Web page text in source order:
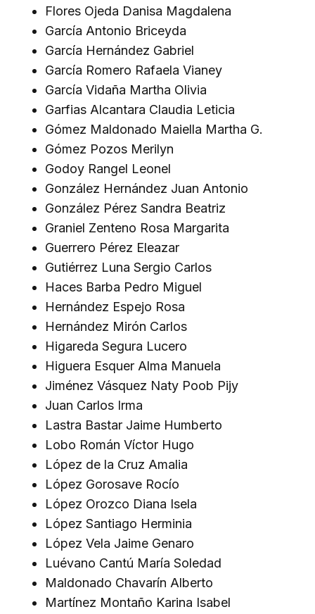
Flores Ojeda Danisa Magdalena
García Antonio Briceyda
García Hernández Gabriel
García Romero Rafaela Vianey
García Vidaña Martha Olivia
Garfias Alcantara Claudia Leticia
Gómez Maldonado Maiella Martha G.
Gómez Pozos Merilyn
Godoy Rangel Leonel
González Hernández Juan Antonio
González Pérez Sandra Beatriz
Graniel Zenteno Rosa Margarita
Guerrero Pérez Eleazar
Gutiérrez Luna Sergio Carlos
Haces Barba Pedro Miguel
Hernández Espejo Rosa
Hernández Mirón Carlos
Higareda Segura Lucero
Higuera Esquer Alma Manuela
Jiménez Vásquez Naty Poob Pijy
Juan Carlos Irma
Lastra Bastar Jaime Humberto
Lobo Román Víctor Hugo
López de la Cruz Amalia
López Gorosave Rocío
López Orozco Diana Isela
López Santiago Herminia
López Vela Jaime Genaro
Luévano Cantú María Soledad
Maldonado Chavarín Alberto
Martínez Montaño Karina Isabel